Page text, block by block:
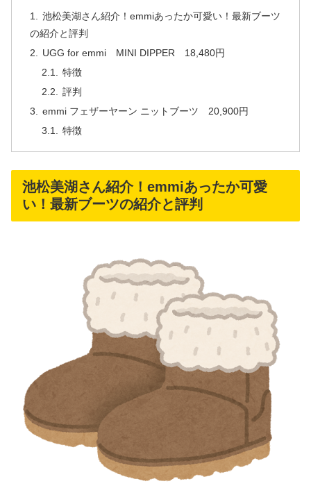
池松美湖さん紹介！emmiあったか可愛い！最新ブーツ
の紹介と評判
UGG for emmi MINI DIPPER 18,480円
特徴
評判
emmi フェザーヤーン ニットブーツ 20,900円
特徴
池松美湖さん紹介！emmiあったか可愛
い！最新ブーツの紹介と評判